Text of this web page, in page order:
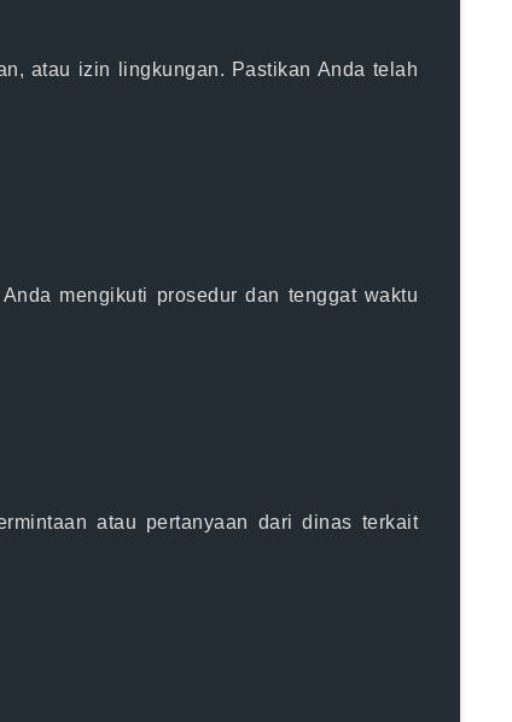
atau izin lingkungan. Pastikan Anda telah
mengikuti prosedur dan tenggat waktu
atau pertanyaan dari dinas terkait